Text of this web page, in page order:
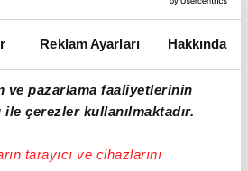
Reklam Ayarları Hakkında
ve pazarlama faaliyetlerinin
çerezler kullanılmaktadır.
tarayıcı ve cihazlarını